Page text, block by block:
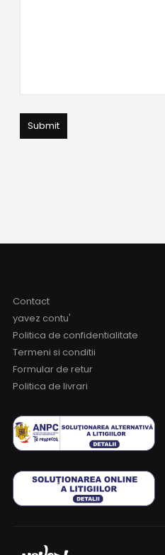
Contact
yavez contu'
Politica de confidentialitate
Termeni si conditii
Formular de retur
Politica de livrari